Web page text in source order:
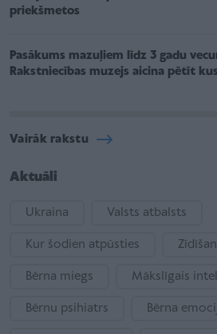
priekšmetos
Pasākums mazuļiem līdz 3 gadu
Rakstniecības muzejs aicina pētīt
Vairāk rakstu
Aktuāli
Ukraina Valsts atbalsts
Kur šodien atpūsties
Bērna miegs Mākslīgais
Bērnu psihiatrs Bērna